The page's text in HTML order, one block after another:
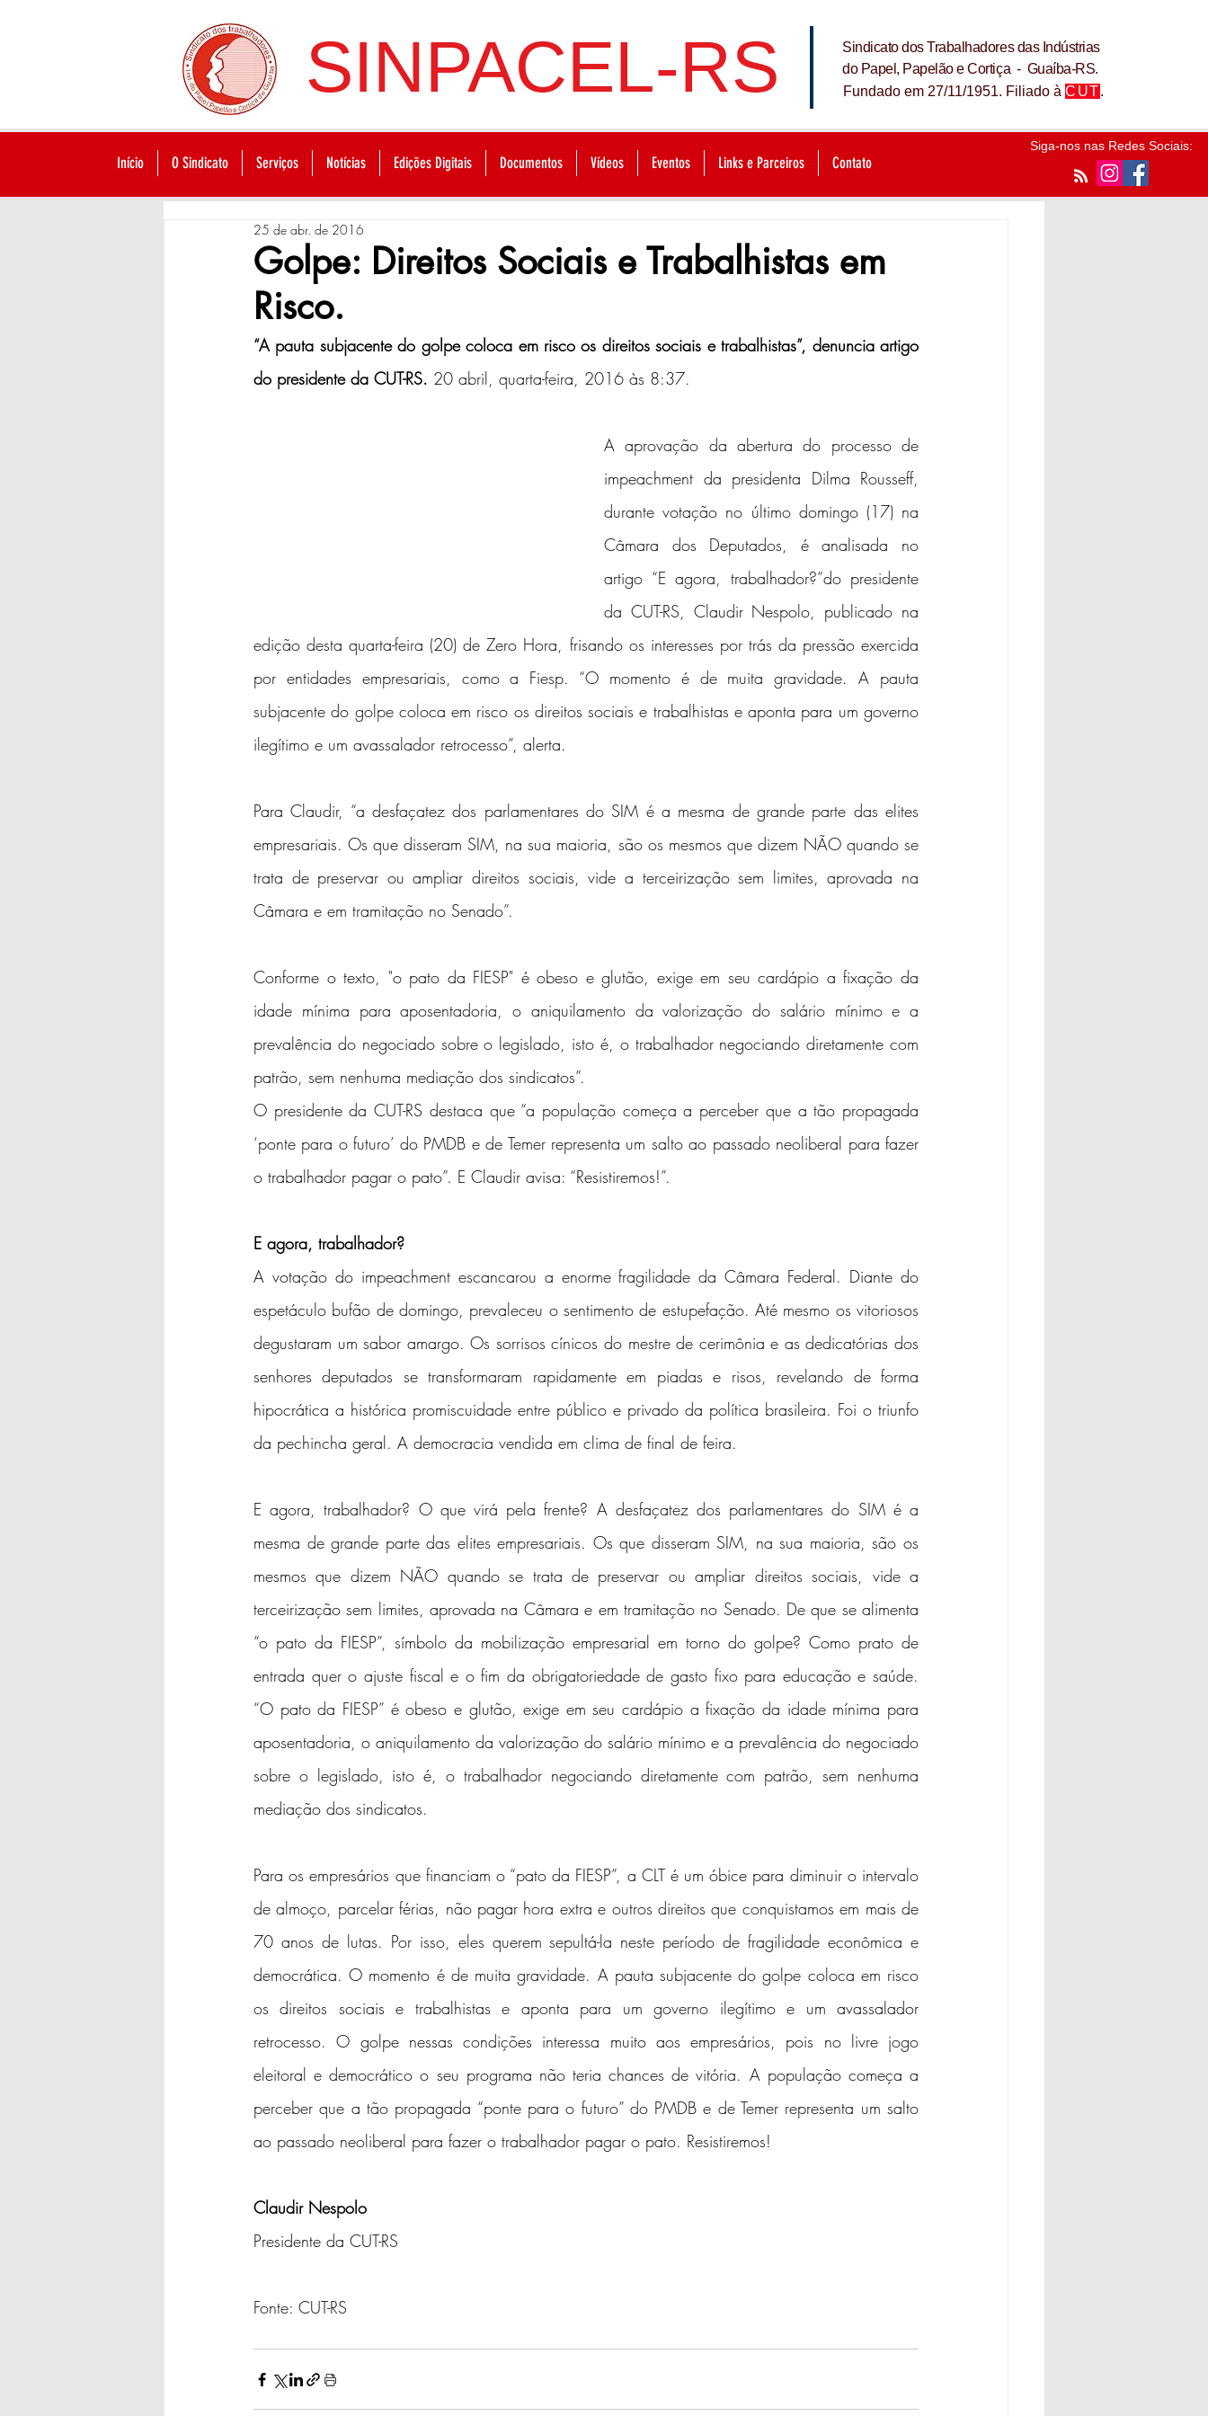
SINPACEL-RS
Sindicato dos Trabalhadores das Indústrias
do Papel, Papelão e Cortiça - Guaíba-RS.
Fundado em 27/11/1951. Filiado à CUT.
Início O Sindicato Serviços Notícias Edições Digitais Documentos Vídeos Eventos Links e Parceiros Contato
Siga-nos nas Redes Sociais:
Golpe: Direitos Sociais e Trabalhistas em
Risco.
25 de abr. de 2016
“A pauta subjacente do golpe coloca em risco os direitos sociais e trabalhistas”, denuncia artigo
do presidente da CUT-RS. 20 abril, quarta-feira, 2016 às 8:37.
A aprovação da abertura do processo de
impeachment da presidenta Dilma Rousseff,
durante votação no último domingo (17) na
Câmara dos Deputados, é analisada no
artigo “E agora, trabalhador?”do presidente
da CUT-RS, Claudir Nespolo, publicado na
edição desta quarta-feira (20) de Zero Hora, frisando os interesses por trás da pressão exercida
por entidades empresariais, como a Fiesp. “O momento é de muita gravidade. A pauta
subjacente do golpe coloca em risco os direitos sociais e trabalhistas e aponta para um governo
ilegítimo e um avassalador retrocesso”, alerta.
Para Claudir, “a desfaçatez dos parlamentares do SIM é a mesma de grande parte das elites
empresariais. Os que disseram SIM, na sua maioria, são os mesmos que dizem NÃO quando se
trata de preservar ou ampliar direitos sociais, vide a terceirização sem limites, aprovada na
Câmara e em tramitação no Senado”.
Conforme o texto, "o pato da FIESP" é obeso e glutão, exige em seu cardápio a fixação da
idade mínima para aposentadoria, o aniquilamento da valorização do salário mínimo e a
prevalência do negociado sobre o legislado, isto é, o trabalhador negociando diretamente com
patrão, sem nenhuma mediação dos sindicatos”.
O presidente da CUT-RS destaca que “a população começa a perceber que a tão propagada
‘ponte para o futuro’ do PMDB e de Temer representa um salto ao passado neoliberal para fazer
o trabalhador pagar o pato”. E Claudir avisa: “Resistiremos!”.
E agora, trabalhador?
A votação do impeachment escancarou a enorme fragilidade da Câmara Federal. Diante do
espetáculo bufão de domingo, prevaleceu o sentimento de estupefação. Até mesmo os vitoriosos
degustaram um sabor amargo. Os sorrisos cínicos do mestre de cerimônia e as dedicatórias dos
senhores deputados se transformaram rapidamente em piadas e risos, revelando de forma
hipocrática a histórica promiscuidade entre público e privado da política brasileira. Foi o triunfo
da pechincha geral. A democracia vendida em clima de final de feira.
E agora, trabalhador? O que virá pela frente? A desfaçatez dos parlamentares do SIM é a
mesma de grande parte das elites empresariais. Os que disseram SIM, na sua maioria, são os
mesmos que dizem NÃO quando se trata de preservar ou ampliar direitos sociais, vide a
terceirização sem limites, aprovada na Câmara e em tramitação no Senado. De que se alimenta
“o pato da FIESP”, símbolo da mobilização empresarial em torno do golpe? Como prato de
entrada quer o ajuste fiscal e o fim da obrigatoriedade de gasto fixo para educação e saúde.
“O pato da FIESP” é obeso e glutão, exige em seu cardápio a fixação da idade mínima para
aposentadoria, o aniquilamento da valorização do salário mínimo e a prevalência do negociado
sobre o legislado, isto é, o trabalhador negociando diretamente com patrão, sem nenhuma
mediação dos sindicatos.
Para os empresários que financiam o “pato da FIESP”, a CLT é um óbice para diminuir o intervalo
de almoço, parcelar férias, não pagar hora extra e outros direitos que conquistamos em mais de
70 anos de lutas. Por isso, eles querem sepultá-la neste período de fragilidade econômica e
democrática. O momento é de muita gravidade. A pauta subjacente do golpe coloca em risco
os direitos sociais e trabalhistas e aponta para um governo ilegítimo e um avassalador
retrocesso. O golpe nessas condições interessa muito aos empresários, pois no livre jogo
eleitoral e democrático o seu programa não teria chances de vitória. A população começa a
perceber que a tão propagada “ponte para o futuro” do PMDB e de Temer representa um salto
ao passado neoliberal para fazer o trabalhador pagar o pato. Resistiremos!
Claudir Nespolo
Presidente da CUT-RS
Fonte: CUT-RS